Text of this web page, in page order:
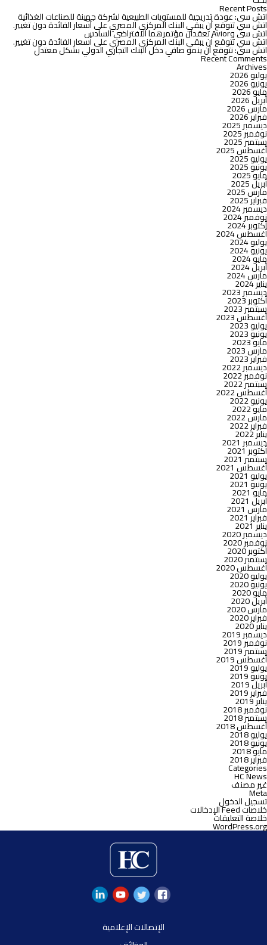
البنك
المركزي
المصري
خفض
سعر
الفائدة
Recent Posts
اتش سى: عودة تدريجية للمستويات الطبيعية لشركة جهينة للصناعات الغذائية
اتش سي تتوقع أن يبقي البنك المركزي المصري على أسعار الفائدة دون تغيير.
اتش سى وAvior تعقدان مؤتمرهما الافتراضي السادس
اتش سي تتوقع أن يبقي البنك المركزي المصري على أسعار الفائدة دون تغيير.
اتش سى: نتوقع أن ينمو صافي دخل البنك التجاري الدولي بشكل معتدل
Recent Comments
Archives
يوليو 2026
يونيو 2026
مايو 2026
أبريل 2026
مارس 2026
فبراير 2026
ديسمبر 2025
نوفمبر 2025
سبتمبر 2025
أغسطس 2025
يوليو 2025
يونيو 2025
مايو 2025
أبريل 2025
مارس 2025
فبراير 2025
ديسمبر 2024
نوفمبر 2024
أكتوبر 2024
أغسطس 2024
يوليو 2024
يونيو 2024
مايو 2024
أبريل 2024
مارس 2024
يناير 2024
ديسمبر 2023
أكتوبر 2023
سبتمبر 2023
أغسطس 2023
يوليو 2023
يونيو 2023
مايو 2023
مارس 2023
فبراير 2023
ديسمبر 2022
نوفمبر 2022
سبتمبر 2022
أغسطس 2022
يونيو 2022
مايو 2022
مارس 2022
فبراير 2022
يناير 2022
ديسمبر 2021
أكتوبر 2021
سبتمبر 2021
أغسطس 2021
يوليو 2021
يونيو 2021
مايو 2021
أبريل 2021
مارس 2021
فبراير 2021
يناير 2021
ديسمبر 2020
نوفمبر 2020
أكتوبر 2020
سبتمبر 2020
أغسطس 2020
يوليو 2020
يونيو 2020
مايو 2020
أبريل 2020
مارس 2020
فبراير 2020
يناير 2020
ديسمبر 2019
نوفمبر 2019
سبتمبر 2019
أغسطس 2019
يوليو 2019
يونيو 2019
أبريل 2019
فبراير 2019
يناير 2019
نوفمبر 2018
سبتمبر 2018
أغسطس 2018
يوليو 2018
يونيو 2018
مايو 2018
فبراير 2018
Categories
HC News
غير مصنف
Meta
تسجيل الدخول
خلاصات Feed الإدخالات
خلاصة التعليقات
WordPress.org
الإتصالات الإعلامية